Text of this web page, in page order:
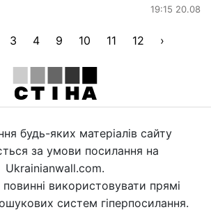
19:15 20.08
3 4 9 10 11 12 ›
будь-яких матеріалів сайту
за умови посилання на
Ukrainianwall.com.
повинні використовувати прямі
систем гіперпосилання.